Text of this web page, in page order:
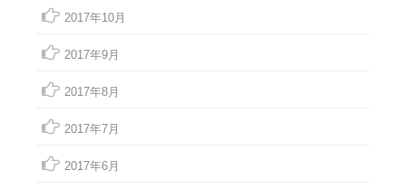
2017年10月
2017年9月
2017年8月
2017年7月
2017年6月